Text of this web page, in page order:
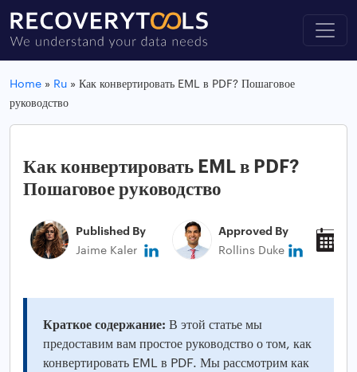
Home » Ru » Как конвертировать EML в PDF? Пошаговое
руководство
Как конвертировать EML в PDF?
Пошаговое руководство
Published By
Jaime Kaler
Approved By
Rollins Duke
Краткое содержание: В этой статье мы
предоставим вам простое руководство о том, как
конвертировать EML в PDF. Мы рассмотрим как